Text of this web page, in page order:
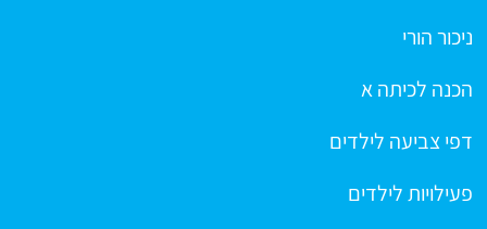
ניכור הורי
הכנה לכיתה א
דפי צביעה לילדים
פעילויות לילדים